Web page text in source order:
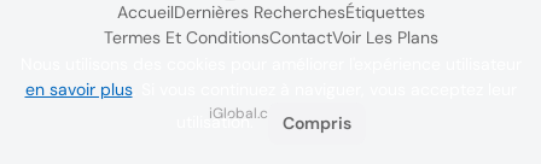
AccueilDernières RecherchesÉtiquettes
Termes Et ConditionsContactVoir Les Plans
iGlobal.co @ 2024
en savoir plus. Si vous continuez à naviguer, vous acceptez leur
utilisation.
Compris